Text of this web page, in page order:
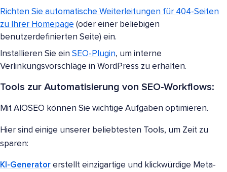
Richten Sie automatische Weiterleitungen für 404-Seiten
zu Ihrer Homepage (oder einer beliebigen
benutzerdefinierten Seite) ein.
Installieren Sie ein SEO-Plugin, um interne
Verlinkungsvorschläge in WordPress zu erhalten.
Tools zur Automatisierung von SEO-Workflows:
Mit AIOSEO können Sie wichtige Aufgaben optimieren.
Hier sind einige unserer beliebtesten Tools, um Zeit zu
sparen:
KI-Generator erstellt einzigartige und klickwürdige Meta-